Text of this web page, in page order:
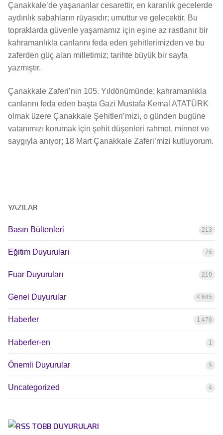
Çanakkale’de yaşananlar cesarettir, en karanlık gecelerde
aydınlık sabahların rüyasıdır; umuttur ve gelecektir. Bu
topraklarda güvenle yaşamamız için eşine az rastlanır bir
kahramanlıkla canlarını feda eden şehitlerimizden ve bu
zaferden güç alan milletimiz; tarihte büyük bir sayfa
yazmıştır.
Çanakkale Zaferi’nin 105. Yıldönümünde; kahramanlıkla
canlarını feda eden başta Gazi Mustafa Kemal ATATÜRK
olmak üzere Çanakkale Şehitleri’mizi, o günden bugüne
vatanımızı korumak için şehit düşenleri rahmet, minnet ve
saygıyla anıyor; 18 Mart Çanakkale Zaferi’mizi kutluyorum.
YAZILAR
Basın Bültenleri 213
Eğitim Duyuruları 75
Fuar Duyuruları 219
Genel Duyurular 4.645
Haberler 1.476
Haberler-en 1
Önemli Duyurular 5
Uncategorized 4
TOBB DUYURULARI